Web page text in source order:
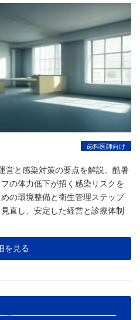
歯科医師向け
営と感染対策の要点を解説。酷暑
の体力低下が招く感染リスクを
の環境整備と衛生管理ステップ
直し、安定した経営と診療体制
を見る